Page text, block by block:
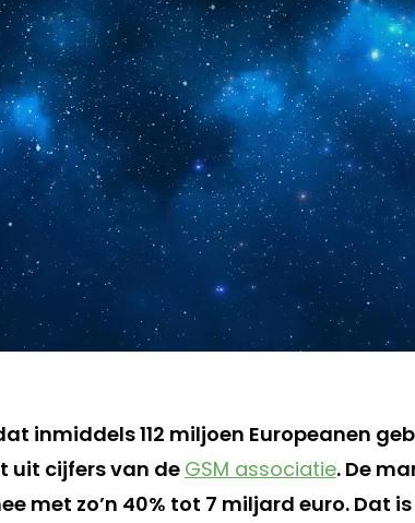
inmiddels 112 miljoen Europeanen
uit cijfers van deGSM associatie. De
met zo’n 40% tot 7 miljard euro. Dat